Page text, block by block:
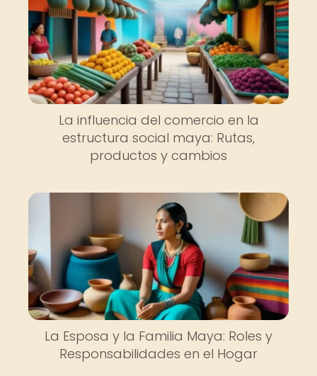
La influencia del comercio en la
estructura social maya: Rutas,
productos y cambios
La Esposa y la Familia Maya: Roles y
Responsabilidades en el Hogar